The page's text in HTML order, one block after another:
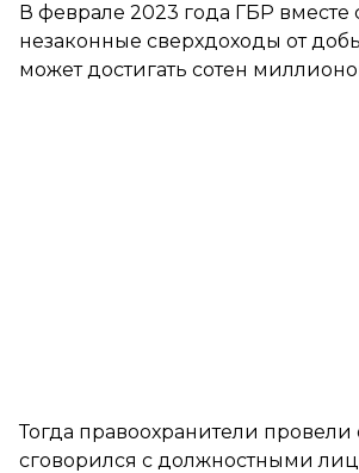
В феврале 2023 года ГБР
незаконные сверхдоходы от
может достигать сотен
Тогда правоохранители провели
сговорился с должностными